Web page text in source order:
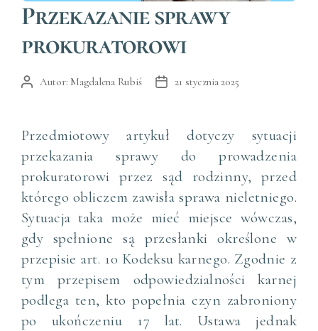
Kategorie
Przekazanie sprawy
prokuratorowi
AutorAutor: Magdalena Rubiś
Data21 stycznia 2025
Przedmiotowy artykuł dotyczy sytuacji
przekazania sprawy do prowadzenia
prokuratorowi przez sąd rodzinny, przed
którego obliczem zawisła sprawa nieletniego.
Sytuacja taka może mieć miejsce wówczas,
gdy spełnione są przesłanki określone w
przepisie art. 10 Kodeksu karnego. Zgodnie z
tym przepisem odpowiedzialności karnej
podlega ten, kto popełnia czyn zabroniony
po ukończeniu 17 lat. Ustawa jednak